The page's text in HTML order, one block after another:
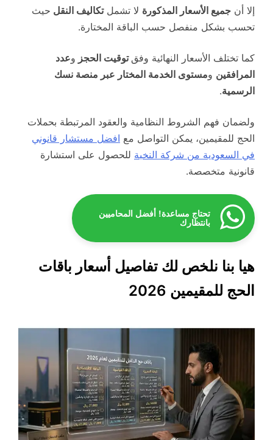
إلا أن جميع الأسعار المذكورة لا تشملتكاليف النقل حيث
تحسب بشكل منفصل حسب الباقة المختارة.
كما تختلف الأسعار النهائية وفق توقيت الحجز وعدد
المرافقين ومستوى الخدمة المختار عبر منصة نسك
الرسمية.
ولضمان فهم الشروط النظامية والعقود المرتبطة بحملات
الحج للمقيمين، يمكن التواصل مع افضل مستشار قانوني
في السعودية من شركة النخبة للحصول على استشارة
قانونية متخصصة.
تحتاج مساعدة! أفضل المحاميين
بانتظارك
هيا بنا نلخص لك تفاصيل أسعار باقات
الحج للمقيمين 2026